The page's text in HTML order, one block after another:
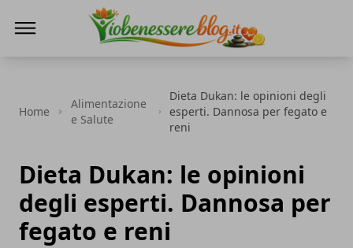
Home
Alimentazione
e Salute
Dieta Dukan: le opinioni degli
esperti. Dannosa per fegato e
reni
Dieta Dukan: le opinioni
degli esperti. Dannosa per
fegato e reni